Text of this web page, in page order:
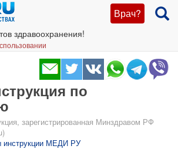
Врач?
здравоохранения!
по
зарегистрированная Минздравом РФ
инструкции МЕДИ РУ